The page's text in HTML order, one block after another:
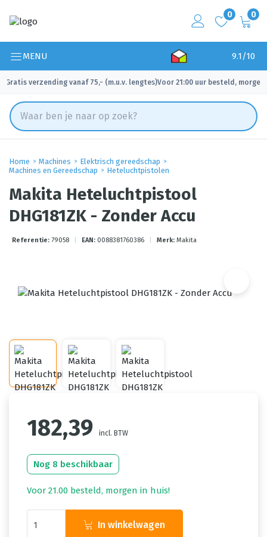
0 0
MENU 9.1/10
Gratis verzending vanaf 75,- (m.u.v. lengtes)
✓ Voor 21:00 uur besteld, morgen
Home Machines
Elektrisch gereedschap
Machines en Gereedschap
Heteluchtpistolen
Makita Heteluchtpistool
DHG181ZK - Zonder Accu
Referentie: 79058 EAN: 0088381760386 Merk: Makita
182,39 incl. BTW
Nog 8 beschikbaar
Voor 21.00 besteld, morgen in huis!
In winkelwagen